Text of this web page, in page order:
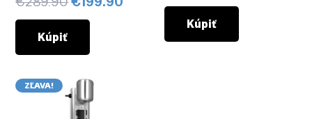
cena
€289.90.
Kúpiť
cena
bola:
€219.90.
Kúpiť
ZĽAVA!